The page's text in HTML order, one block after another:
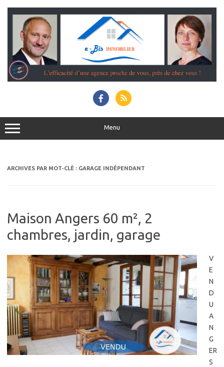
contenu
Menu
ARCHIVES PAR MOT-CLÉ : GARAGE INDÉPENDANT
Maison Angers 60 m², 2
chambres, jardin, garage
V
E
N
D
U
A
N
G
ER
S